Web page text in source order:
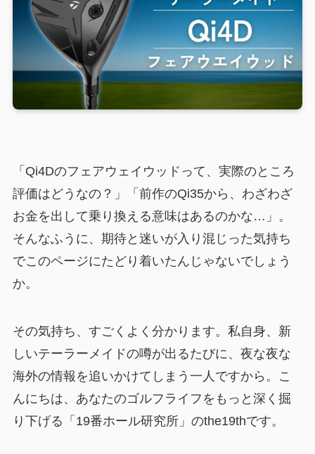
「Qi4Dのフェアウェイウッドって、実際のところ
評価はどうなの？」「前作のQi35から、わざわざ
お金を出して乗り換える意味はあるのかな…」。
そんなふうに、期待と迷いが入り混じった気持ち
でこのページにたどり着いたんじゃないでしょう
か。
その気持ち、すごくよく分かります。私自身、新
しいテーラーメイドの噂が出るたびに、夜な夜な
海外の情報を追いかけてしまう一人ですから。こ
んにちは、あなたのゴルフライフをもっと深く掘
り下げる「19番ホール研究所」のthe19thです。